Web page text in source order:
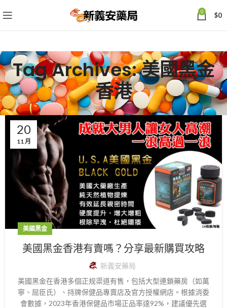
0 $0
Tag Archives: 美國黑金
香港
20
11 月
美國黑金
美國黑金香港有賣嗎？分享最新購買攻略
新義安藥局
美國黑金在香港多個正规渠道有售，包括大型連鎖藥房（如萬
寧、屈臣氏）、持牌保健品專賣店及官方授權網店。根據消委
會數據，2023年香港保健品市場正品率達92%，建議優先選